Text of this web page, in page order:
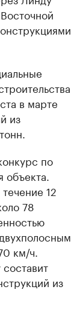
в марте
из
по
объекта.
12
78
км/ч.
из